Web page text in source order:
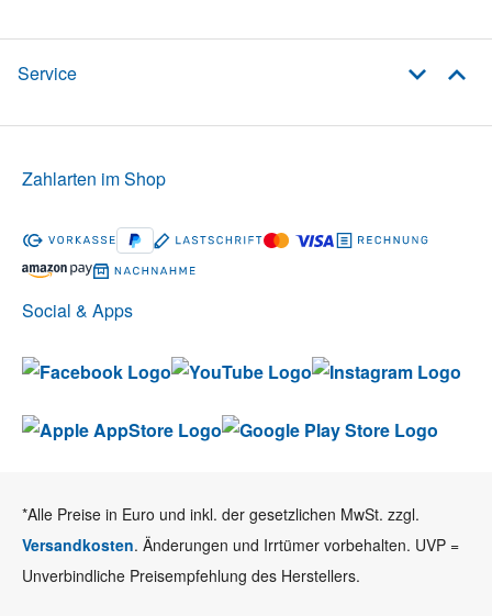
Service
Social & Apps
Zahlarten im Shop
*Alle Preise in Euro und inkl. der gesetzlichen MwSt. zzgl.
Versandkosten. Änderungen und Irrtümer vorbehalten. UVP =
Unverbindliche Preisempfehlung des Herstellers.